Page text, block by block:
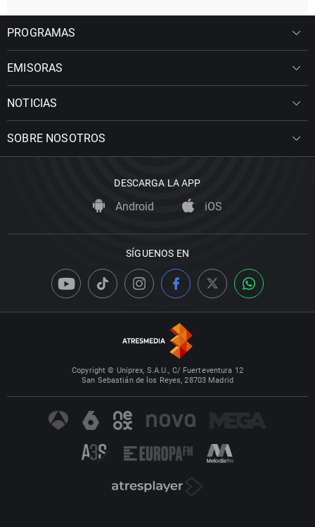
PROGRAMAS
EMISORAS
NOTICIAS
SOBRE NOSOTROS
DESCARGA LA APP
Android iOS
SÍGUENOS EN
Copyright © Uniprex, S.A.U., C/ Fuerteventura 12
San Sebastián de los Reyes, 28703 Madrid